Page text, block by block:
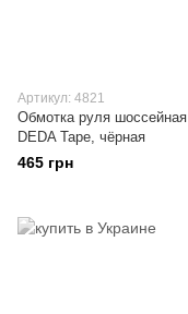
Артикул: 4821
Обмотка руля шоссейная
DEDA Tape, чёрная
465 грн